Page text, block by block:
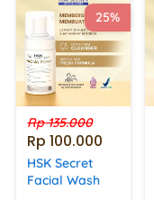
Rp 135.000
Rp 100.000
HSK Secret
Facial Wash
25%